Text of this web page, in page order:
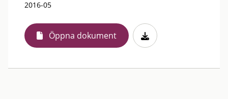
2016-05
Öppna dokument